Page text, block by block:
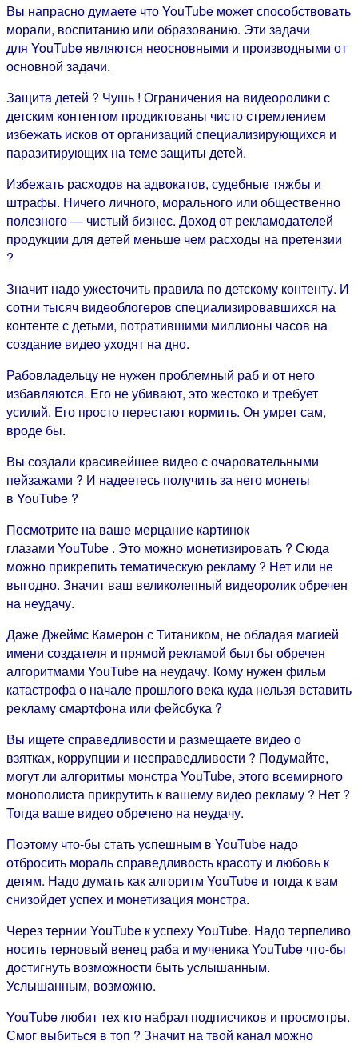
Вы напрасно думаете что YouTube может способствовать
морали, воспитанию или образованию. Эти задачи
для YouTube являются неосновными и производными от
основной задачи.
Защита детей ? Чушь ! Ограничения на видеоролики с
детским контентом продиктованы чисто стремлением
избежать исков от организаций специализирующихся и
паразитирующих на теме защиты детей.
Избежать расходов на адвокатов, судебные тяжбы и
штрафы. Ничего личного, морального или общественно
полезного — чистый бизнес. Доход от рекламодателей
продукции для детей меньше чем расходы на претензии
?
Значит надо ужесточить правила по детскому контенту. И
сотни тысяч видеоблогеров специализировавшихся на
контенте с детьми, потратившими миллионы часов на
создание видео уходят на дно.
Рабовладельцу не нужен проблемный раб и от него
избавляются. Его не убивают, это жестоко и требует
усилий. Его просто перестают кормить. Он умрет сам,
вроде бы.
Вы создали красивейшее видео с очаровательными
пейзажами ? И надеетесь получить за него монеты
в YouTube ?
Посмотрите на ваше мерцание картинок
глазами YouTube . Это можно монетизировать ? Сюда
можно прикрепить тематическую рекламу ? Нет или не
выгодно. Значит ваш великолепный видеоролик обречен
на неудачу.
Даже Джеймс Камерон с Титаником, не обладая магией
имени создателя и прямой рекламой был бы обречен
алгоритмами YouTube на неудачу. Кому нужен фильм
катастрофа о начале прошлого века куда нельзя вставить
рекламу смартфона или фейсбука ?
Вы ищете справедливости и размещаете видео о
взятках, коррупции и несправедливости ? Подумайте,
могут ли алгоритмы монстра YouTube, этого всемирного
монополиста прикрутить к вашему видео рекламу ? Нет ?
Тогда ваше видео обречено на неудачу.
Поэтому что-бы стать успешным в YouTube надо
отбросить мораль справедливость красоту и любовь к
детям. Надо думать как алгоритм YouTube и тогда к вам
снизойдет успех и монетизация монстра.
Через тернии YouTube к успеху YouTube. Надо терпеливо
носить терновый венец раба и мученика YouTube что-бы
достигнуть возможности быть услышанным.
Услышанным, возможно.
YouTube любит тех кто набрал подписчиков и просмотры.
Смог выбиться в топ ? Значит на твой канал можно